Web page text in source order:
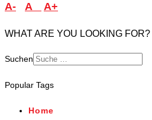
A- A A+
WHAT ARE YOU LOOKING FOR?
Suchen
for results.
Popular Tags
Home